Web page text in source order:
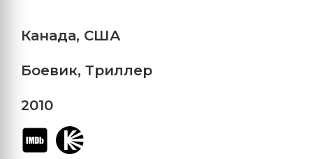
Канада, США
Боевик, Триллер
2010